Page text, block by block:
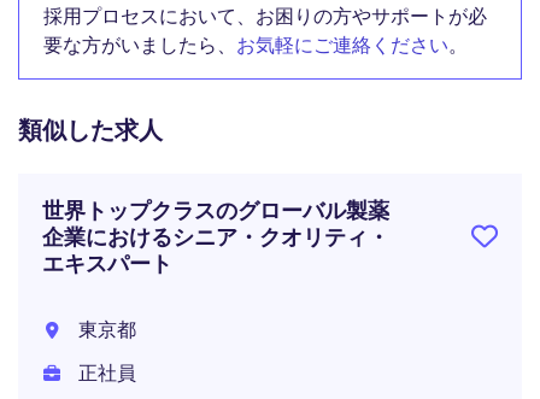
採用プロセスにおいて、お困りの方やサポートが必
要な方がいましたら、 お気軽にご連絡ください。
類似した求人
世界トップクラスのグローバル製薬
企業におけるシニア・クオリティ・
エキスパート
東京都
正社員